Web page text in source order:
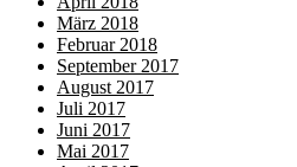
März 2018
Februar 2018
September 2017
August 2017
Juli 2017
Juni 2017
Mai 2017